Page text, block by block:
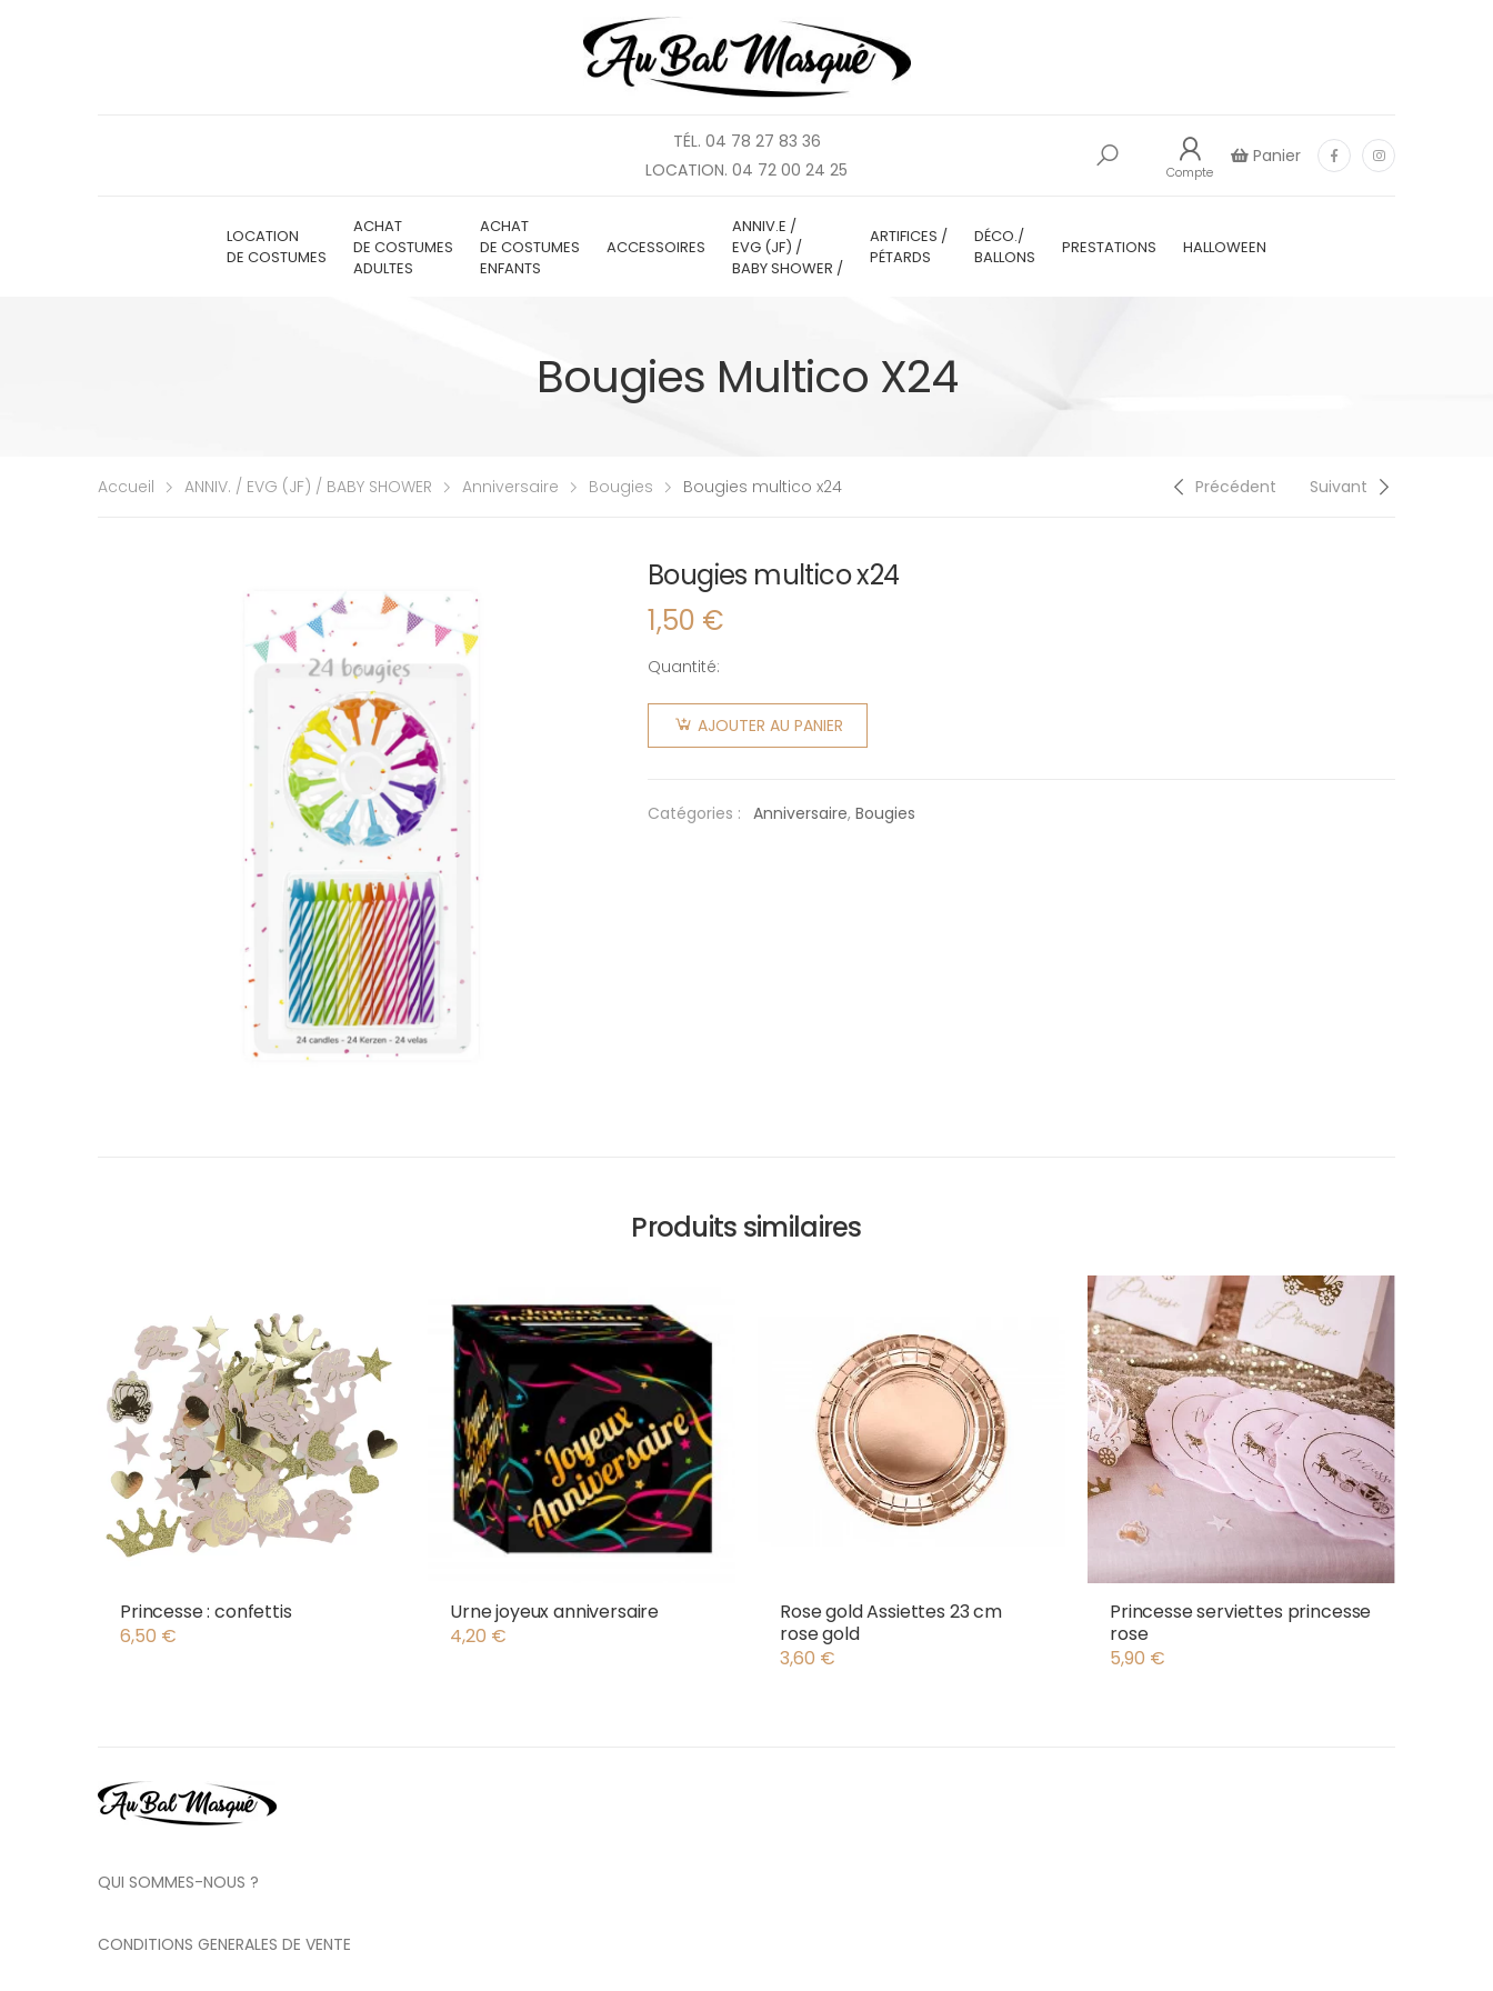
TÉL. 04 78 27 83 36
LOCATION. 04 72 00 24 25
Compte
Panier
LOCATION
DE COSTUMES
ACHAT
DE COSTUMES
ADULTES
ACHAT
DE COSTUMES
ENFANTS
ACCESSOIRES
ANNIV.E /
EVG (JF) /
BABY SHOWER /
ARTIFICES /
PÉTARDS
DÉCO./
BALLONS
PRESTATIONS HALLOWEEN
Bougies Multico X24
Accueil ANNIV. / EVG (JF) / BABY SHOWER Anniversaire Bougies Bougies multico x24 Précédent Suivant
Bougies multico x24
1,50 €
Quantité:
quantité
de
Bougies
AJOUTER AU PANIER
Catégories : Anniversaire, Bougies
Produits similaires
Princesse : confettis
6,50 €
Urne joyeux anniversaire
4,20 €
Rose gold Assiettes 23 cm
rose gold
3,60 €
Princesse serviettes princesse
rose
5,90 €
QUI SOMMES-NOUS ?
CONDITIONS GENERALES DE VENTE